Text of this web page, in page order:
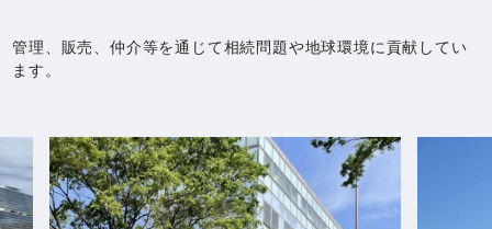
管理、販売、仲介等を通じて相続問題や地球環境に貢献してい
ます。